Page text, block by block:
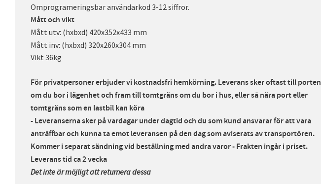
Omprogrameringsbar användarkod 3-12 siffror.
Mått och vikt
Mått utv: (hxbxd) 420x352x433 mm
Mått inv: (hxbxd) 320x260x304 mm
Vikt 36kg
För privatpersoner erbjuder vi kostnadsfri hemkörning. Leverans sker oftast till porten
om du bor i lägenhet och fram till tomtgräns om du bor i hus, eller så nära port eller
tomtgräns som en lastbil kan köra
- Leveranserna sker på vardagar under dagtid och du som kund ansvarar för att vara
anträffbar och kunna ta emot leveransen på den dag som aviserats av transportören.
Kommer i separat sändning vid beställning med andra varor - Frakten ingår i priset.
Leverans tid ca 2 vecka
Det inte är möjligt att returnera dessa